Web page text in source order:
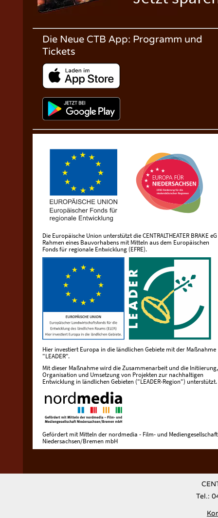
Die Neue CTB App: Programm und
Tickets
Die Europäische Union unterstützt die CENTRALTHEATER BRAKE
Rahmen eines Bauvorhabens mit Mitteln aus dem Europäischen
Fonds für regionale Entwicklung (EFRE).
Hier investiert Europa in die ländlichen Gebiete mit der Maßnahme
"LEADER".
Mit dieser Maßnahme wird die Zusammenarbeit und die Initiierung,
Organisation und Umsetzung von Projekten zur nachhaltigen
Entwicklung in ländlichen Gebieten ("LEADER-Region") unterstützt.
Gefördert mit Mitteln der nordmedia - Film- und Mediengesellschaft
Niedersachsen/Bremen mbH
Tel.: